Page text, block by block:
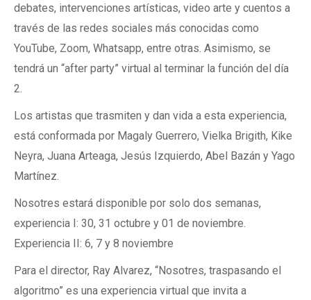
debates, intervenciones artísticas, video arte y cuentos a
través de las redes sociales más conocidas como
YouTube, Zoom, Whatsapp, entre otras. Asimismo, se
tendrá un “after party” virtual al terminar la función del día
2.
Los artistas que trasmiten y dan vida a esta experiencia,
está conformada por Magaly Guerrero, Vielka Brigith, Kike
Neyra, Juana Arteaga, Jesús Izquierdo, Abel Bazán y Yago
Martínez.
Nosotres estará disponible por solo dos semanas,
experiencia I: 30, 31 octubre y 01 de noviembre.
Experiencia II: 6, 7 y 8 noviembre
Para el director, Ray Alvarez, “Nosotres, traspasando el
algoritmo” es una experiencia virtual que invita a